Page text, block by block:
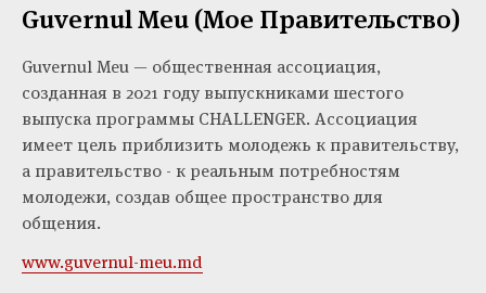
Guvernul Meu (Мое Правительство)
Guvernul Meu — общественная ассоциация,
созданная в 2021 году выпускниками шестого
выпуска программы CHALLENGER. Ассоциация
имеет цель приблизить молодежь к правительству,
а правительство - к реальным потребностям
молодежи, создав общее пространство для
общения.
www.guvernul-meu.md